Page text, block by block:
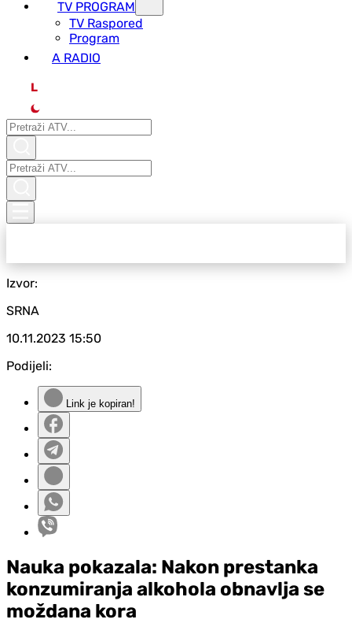
TV PROGRAM
ТV Raspored
Program
A RADIO
L
Izvor:
SRNA
10.11.2023 15:50
Podijeli:
Link je kopiran!
Nauka pokazala: Nakon prestanka
konzumiranja alkohola obnavlja se
moždana kora